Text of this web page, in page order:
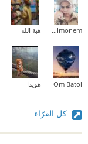
Waled Abd Elmonem هبة الله
Om Batol هويدا
كل القرّاء